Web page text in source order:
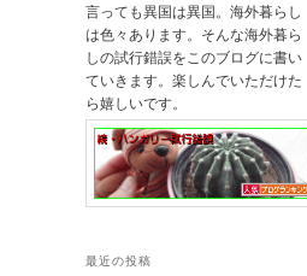
言っても異国は異国。海外暮らし
は色々あります。そんな海外暮ら
しの試行錯誤をこのブログに書い
ていきます。楽しんでいただけた
ら嬉しいです。
最近の投稿